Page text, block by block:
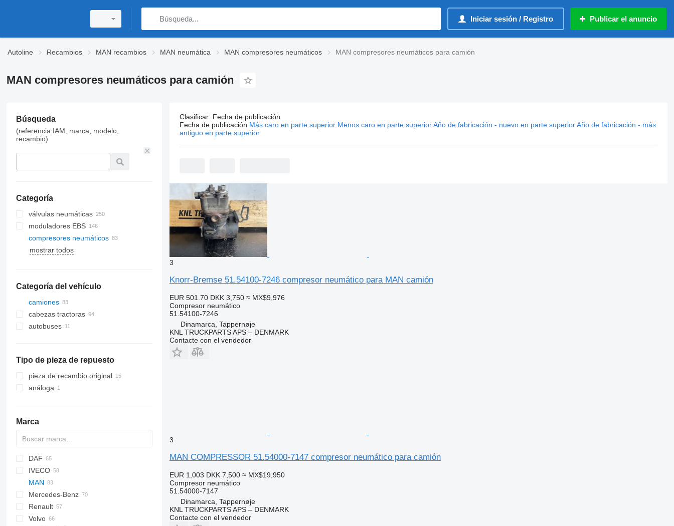
Iniciar sesión / Registro Publicar el anuncio
Autoline Recambios MAN recambios MAN neumática MAN compresores neumáticos MAN compresores neumáticos para camión
MAN compresores neumáticos para camión
Búsqueda
(referencia IAM, marca, modelo,
recambio)
Categoría
válvulas neumáticas
moduladores EBS
compresores neumáticos
mostrar todos
Categoría del vehículo
camiones
cabezas tractoras
autobuses
Tipo de pieza de repuesto
pieza de recambio original
análoga
Marca
DAF
CF
LF
XF
XG
BF
F-MAX
IVECO
EuroCargo
EuroStar
Eurorider
Eurotech
LTM
MAN
F90
L2000
TGA
Mercedes-Benz
A-Class
Actros
Atleon
Renault
D-series
R-series
Volvo
83 anuncios:MAN compresores neumáticos para camión
Precio: MX$1,400 - MX$32,000
Clasificar: Fecha de publicación
Fecha de publicación Más caro en parte superior Menos caro en parte superior Año de fabricación - nuevo en parte superior Año de fabricación - más
antiguo en parte superior
3
Knorr-Bremse 51.54100-7246 compresor neumático para MAN camión
EUR 501.70 DKK 3,750 ≈ MX$9,976
Compresor neumático
51.54100-7246
Dinamarca, Tappernøje
KNL TRUCKPARTS APS – DENMARK
Contacte con el vendedor
3
MAN COMPRESSOR 51.54000-7147 compresor neumático para camión
EUR 1,003 DKK 7,500 ≈ MX$19,950
Compresor neumático
51.54000-7147
Dinamarca, Tappernøje
KNL TRUCKPARTS APS – DENMARK
Contacte con el vendedor